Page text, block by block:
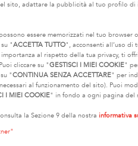
sito, adattare la pubblicità al tuo profilo di
essere memorizzati nel tuo browser
"ACCETTA TUTTO", acconsenti all’uso di
al rispetto della tua privacy, ti
cliccare su "GESTISCI I MIEI COOKIE"
"CONTINUA SENZA ACCETTARE" per
al funzionamento del sito). Puoi
I MIEI COOKIE" in fondo a ogni pagina del
la Sezione 9 della nostra informativa